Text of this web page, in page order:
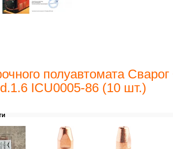
полуавтомата
ICU0005-86 (10 шт.)